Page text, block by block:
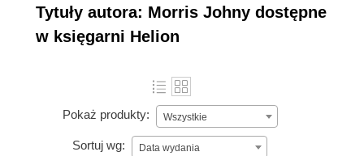
Tytuły autora: Morris Johny dostępne
w księgarni Helion
Pokaż produkty: Wszystkie
Sortuj wg: Data wydania